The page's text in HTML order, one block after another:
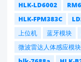
HLK-LD6002
HLK-FPM383C
上位机
蓝牙模块
微波雷达人体感应模